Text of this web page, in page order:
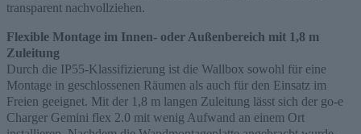
transparent nachvollziehen.
Flexible Montage im Innen- oder Außenbereich mit 1,8 m
Zuleitung
Durch die IP55-Klassifizierung ist die Wallbox sowohl für eine
Montage in geschlossenen Räumen als auch für den Einsatz im
Freien geeignet. Mit der 1,8 m langen Zuleitung lässt sich der go-e
Charger Gemini flex 2.0 mit wenig Aufwand an einem Ort